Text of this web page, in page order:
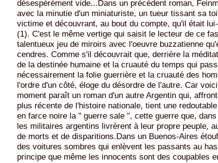
désespérément vide...Dans un précédent roman,
avec la minutie d'un miniaturiste, un tueur tissant sa
victime et découvrant, au bout du compte, qu'il était
(1). C'est le même vertige qui saisit le lecteur de ce
talentueux jeu de miroirs avec l'oeuvre buzzatienne
cendres. Comme s'il découvrait que, derrière la
de la destinée humaine et la cruauté du temps qui
nécessairement la folie guerrière et la cruauté des
l'ordre d'un côté, éloge du désordre de l'autre. Car
moment paraît un roman d'un autre Argentin qui,
plus récente de l'histoire nationale, tient une
en farce noire la " guerre sale ", cette guerre que,
les militaires argentins livrèrent à leur propre peuple,
de morts et de disparitions.Dans un Buenos-Aires
des voitures sombres qui enlèvent les passants au
principe que même les innocents sont des coupables